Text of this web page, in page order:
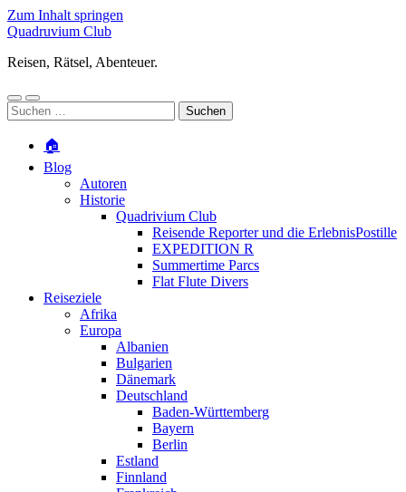
Zum Inhalt springen
Quadruvium Club
Reisen, Rätsel, Abenteuer.
Mobile-
Menü
Suchfeld
ein-/ausblenden
Suchen
nach:
🏠
Blog
Autoren
Historie
Quadrivium Club
Reisende Reporter und die ErlebnisPostille
EXPEDITION R
Summertime Parcs
Flat Flute Divers
Reiseziele
Afrika
Europa
Albanien
Bulgarien
Dänemark
Deutschland
Baden-Württemberg
Bayern
Berlin
Estland
Finnland